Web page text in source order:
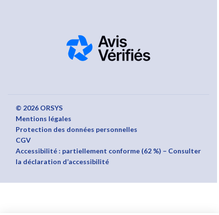
© 2026 ORSYS
Mentions légales
Protection des données personnelles
CGV
Accessibilité : partiellement conforme (62 %) – Consulter
la déclaration d’accessibilité